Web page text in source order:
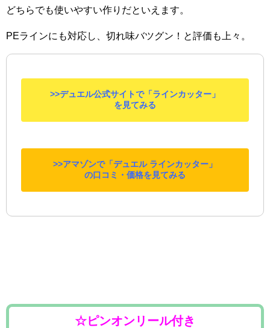
どちらでも使いやすい作りだといえます。
PEラインにも対応し、切れ味バツグン！と評価も上々。
>>デュエル公式サイトで「ラインカッター」
を見てみる
>>アマゾンで「デュエル ラインカッター」
の口コミ・価格を見てみる
☆ピンオンリール付き